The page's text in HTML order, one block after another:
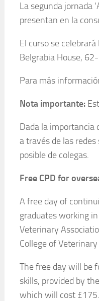
La segunda jornada
presentan en la
El curso se
Belgrabia House,
Para más
Nota importante:
Dada la importancia
a través de las
posible de colegas.
Free CPD for
A free day of
graduates working
Veterinary
College of Veterinary
The free day will be
skills, provided by
which will cost £175.